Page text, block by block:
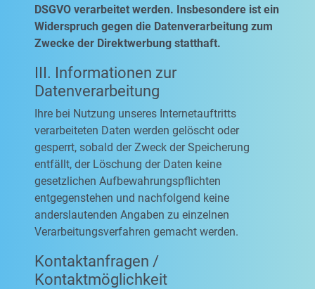
DSGVO verarbeitet werden. Insbesondere ist ein
Widerspruch gegen die Datenverarbeitung zum
Zwecke der Direktwerbung statthaft.
III. Informationen zur
Datenverarbeitung
Ihre bei Nutzung unseres Internetauftritts
verarbeiteten Daten werden gelöscht oder
gesperrt, sobald der Zweck der Speicherung
entfällt, der Löschung der Daten keine
gesetzlichen Aufbewahrungspflichten
entgegenstehen und nachfolgend keine
anderslautenden Angaben zu einzelnen
Verarbeitungsverfahren gemacht werden.
Kontaktanfragen /
Kontaktmöglichkeit